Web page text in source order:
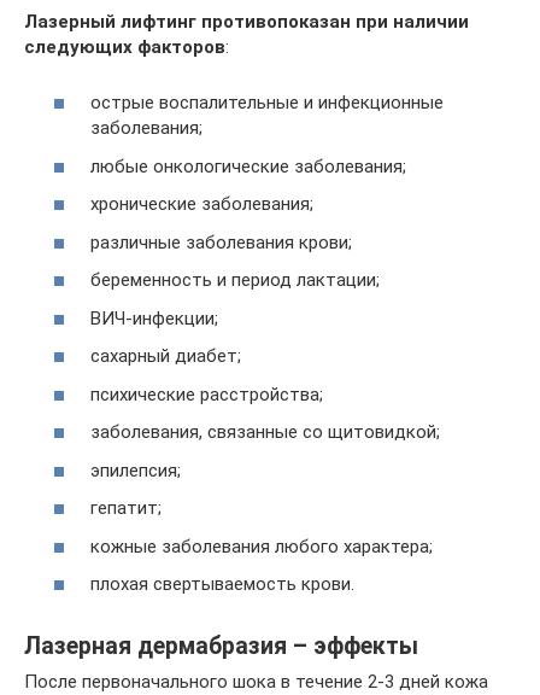
Лазерный лифтинг противопоказан при наличии
следующих факторов:
острые воспалительные и инфекционные
заболевания;
любые онкологические заболевания;
хронические заболевания;
различные заболевания крови;
беременность и период лактации;
ВИЧ-инфекции;
сахарный диабет;
психические расстройства;
заболевания, связанные со щитовидкой;
эпилепсия;
гепатит;
кожные заболевания любого характера;
плохая свертываемость крови.
Лазерная дермабразия – эффекты
После первоначального шока в течение 2-3 дней кожа